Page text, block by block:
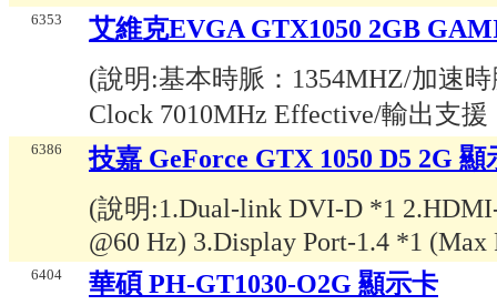
6353
艾維克EVGA GTX1050 2GB
(說明:基本時脈：1354MHZ/加速
Clock 7010MHz Effective/輸出支
6386
技嘉 GeForce GTX 1050 D5 2G
(說明:1.Dual-link DVI-D *1
@60 Hz) 3.Display Port-1.4 *1
6404
華碩 PH-GT1030-O2G 顯示卡